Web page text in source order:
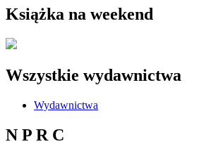
Książka na weekend
Wszystkie wydawnictwa
Wydawnictwa
N P R C